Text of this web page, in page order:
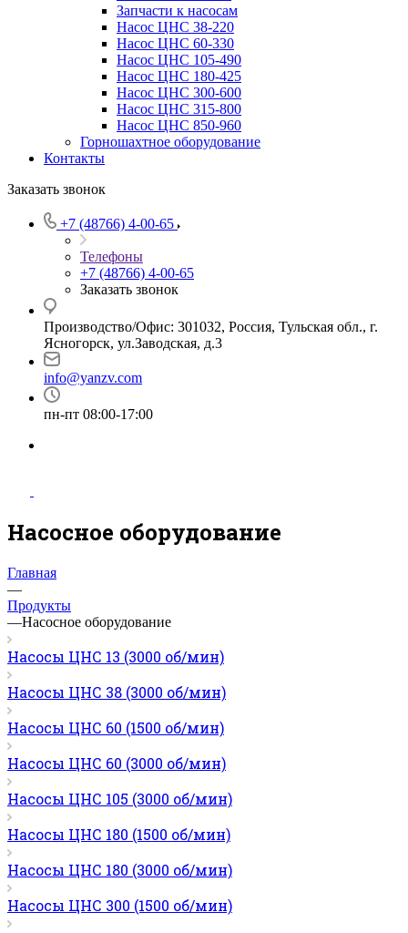
Запчасти к насосам
Насос ЦНС 38-220
Насос ЦНС 60-330
Насос ЦНС 105-490
Насос ЦНС 180-425
Насос ЦНС 300-600
Насос ЦНС 315-800
Насос ЦНС 850-960
Горношахтное оборудование
Контакты
Заказать звонок
+7 (48766) 4-00-65
Телефоны
+7 (48766) 4-00-65
Заказать звонок
Производство/Офис: 301032, Россия, Тульская обл., г.
Ясногорск, ул.Заводская, д.3
info@yanzv.com
пн-пт 08:00-17:00
Насосное оборудование
Главная
—
Продукты
—Насосное оборудование
Насосы ЦНС 13 (3000 об/мин)
Насосы ЦНС 38 (3000 об/мин)
Насосы ЦНС 60 (1500 об/мин)
Насосы ЦНС 60 (3000 об/мин)
Насосы ЦНС 105 (3000 об/мин)
Насосы ЦНС 180 (1500 об/мин)
Насосы ЦНС 180 (3000 об/мин)
Насосы ЦНС 300 (1500 об/мин)